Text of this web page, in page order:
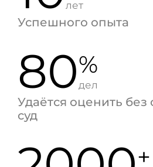
лет
Успешного опыта
80%
дел
Удаётся оценить
суд
+